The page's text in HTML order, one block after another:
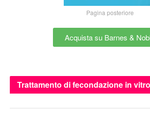
Pagina posteriore
Acquista su Barnes &
Trattamento di fecondazione in